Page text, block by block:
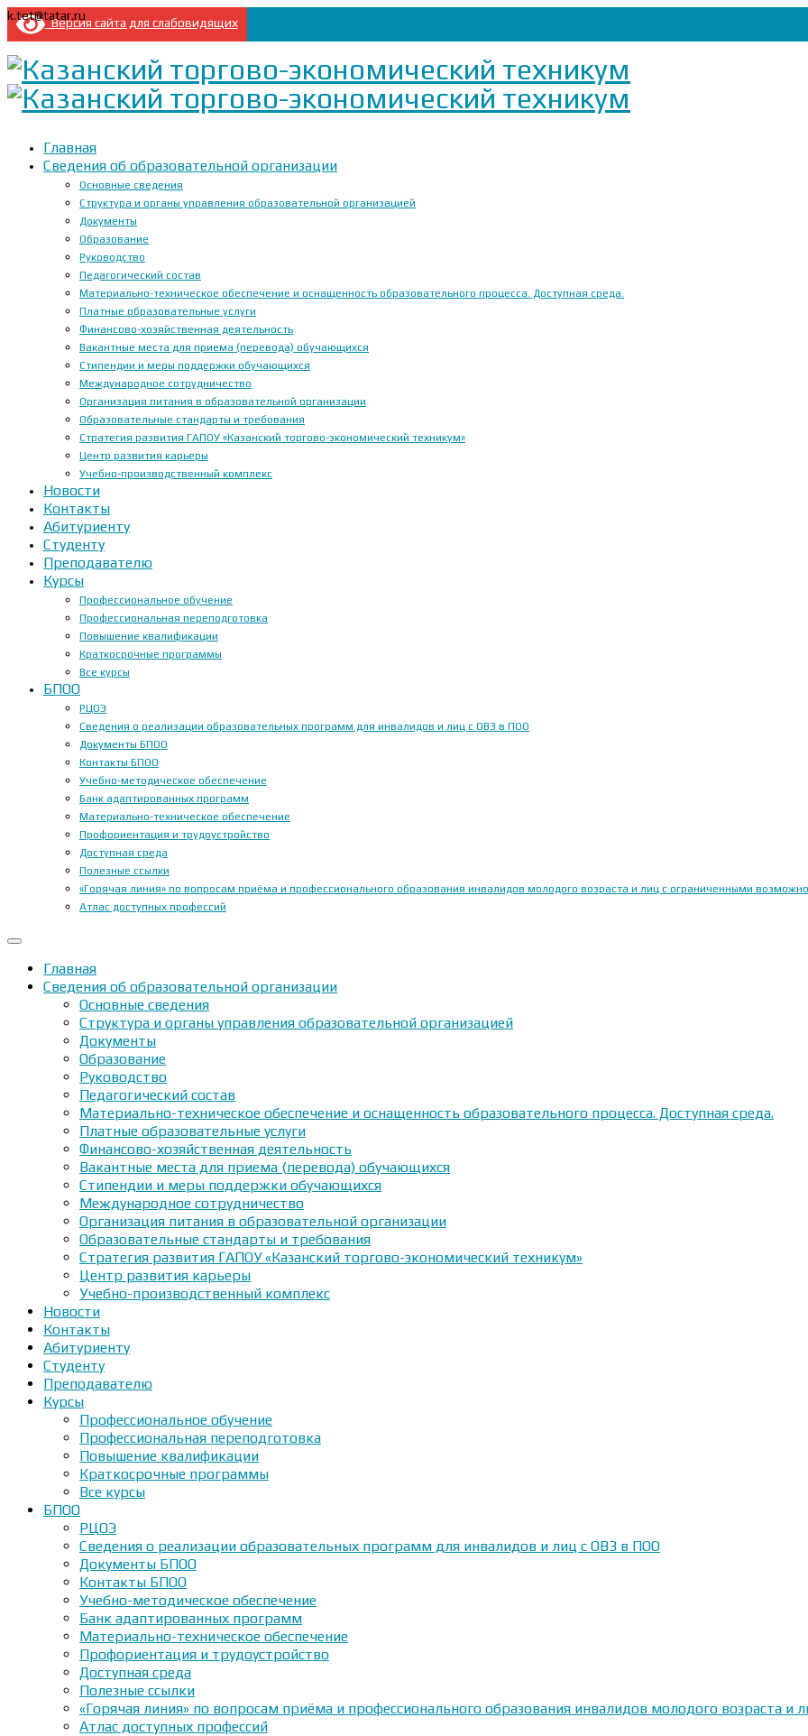
Версия сайта для слабовидящих
k.tet@tatar.ru
Главная
Сведения об образовательной организации
Основные сведения
Структура и органы управления образовательной организацией
Документы
Образование
Руководство
Педагогический состав
Материально-техническое обеспечение и оснащенность образовательного процесса. Доступная среда.
Платные образовательные услуги
Финансово-хозяйственная деятельность
Вакантные места для приема (перевода) обучающихся
Стипендии и меры поддержки обучающихся
Международное сотрудничество
Организация питания в образовательной организации
Образовательные стандарты и требования
Стратегия развития ГАПОУ «Казанский торгово-экономический техникум»
Центр развития карьеры
Учебно-производственный комплекс
Новости
Контакты
Абитуриенту
Студенту
Преподавателю
Курсы
Профессиональное обучение
Профессиональная переподготовка
Повышение квалификации
Краткосрочные программы
Все курсы
БПОО
РЦОЭ
Сведения о реализации образовательных программ для инвалидов и лиц с ОВЗ в ПОО
Документы БПОО
Контакты БПОО
Учебно-методическое обеспечение
Банк адаптированных программ
Материально-техническое обеспечение
Профориентация и трудоустройство
Доступная среда
Полезные ссылки
«Горячая линия» по вопросам приёма и профессионального образования инвалидов молодого возраста и лиц с ограниченными
Атлас доступных профессий
Главная
Сведения об образовательной организации
Основные сведения
Структура и органы управления образовательной организацией
Документы
Образование
Руководство
Педагогический состав
Материально-техническое обеспечение и оснащенность образовательного процесса. Доступная среда.
Платные образовательные услуги
Финансово-хозяйственная деятельность
Вакантные места для приема (перевода) обучающихся
Стипендии и меры поддержки обучающихся
Международное сотрудничество
Организация питания в образовательной организации
Образовательные стандарты и требования
Стратегия развития ГАПОУ «Казанский торгово-экономический техникум»
Центр развития карьеры
Учебно-производственный комплекс
Новости
Контакты
Абитуриенту
Студенту
Преподавателю
Курсы
Профессиональное обучение
Профессиональная переподготовка
Повышение квалификации
Краткосрочные программы
Все курсы
БПОО
РЦОЭ
Сведения о реализации образовательных программ для инвалидов и лиц с ОВЗ в ПОО
Документы БПОО
Контакты БПОО
Учебно-методическое обеспечение
Банк адаптированных программ
Материально-техническое обеспечение
Профориентация и трудоустройство
Доступная среда
Полезные ссылки
«Горячая линия» по вопросам приёма и профессионального образования инвалидов молодого возраста
Атлас доступных профессий